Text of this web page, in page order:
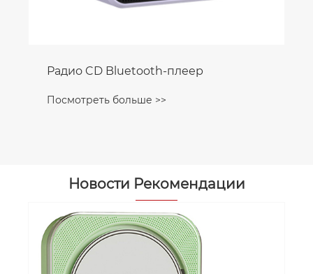
Радио CD Bluetooth-плеер
Посмотреть больше >>
Новости Рекомендации